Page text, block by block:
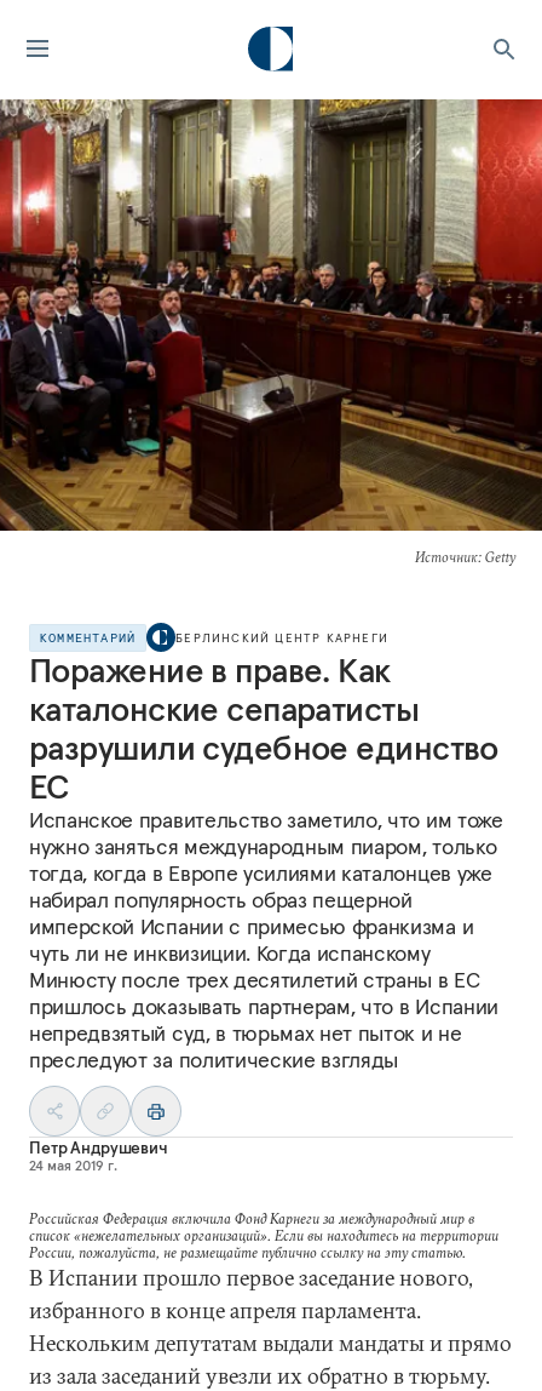
Источник: Getty
КОММЕНТАРИЙ БЕРЛИНСКИЙ ЦЕНТР КАРНЕГИ
Поражение в праве. Как
каталонские сепаратисты
разрушили судебное единство
ЕС
Испанское правительство заметило, что им тоже
нужно заняться международным пиаром, только
тогда, когда в Европе усилиями каталонцев уже
набирал популярность образ пещерной
имперской Испании с примесью франкизма и
чуть ли не инквизиции. Когда испанскому
Минюсту после трех десятилетий страны в ЕС
пришлось доказывать партнерам, что в Испании
непредвзятый суд, в тюрьмах нет пыток и не
преследуют за политические взгляды
Петр Андрушевич
24 мая 2019 г.
Российская Федерация включила Фонд Карнеги за международный мир в
список «нежелательных организаций». Если вы находитесь на территории
России, пожалуйста, не размещайте публично ссылку на эту статью.
В Испании прошло первое заседание нового,
избранного в конце апреля парламента.
Нескольким депутатам выдали мандаты и прямо
из зала заседаний увезли их обратно в тюрьму.